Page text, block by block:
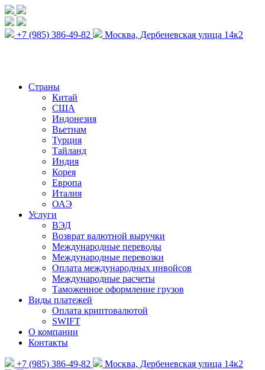
+7 (985) 386-49-82 Москва, Дербеневская улица 14к2
Страны
Китай
США
Индонезия
Вьетнам
Турция
Тайланд
Индия
Корея
Европа
Италия
ОАЭ
Услуги
ВЭД
Возврат валютной выручки
Международные переводы
Международные перевозки
Оплата международных инвойсов
Международные расчеты
Таможенное оформление грузов
Виды платежей
Оплата криптовалютой
SWIFT
О компании
Контакты
+7 (985) 386-49-82 Москва, Дербеневская улица 14к2